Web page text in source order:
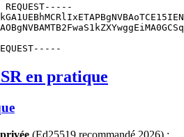
REQUEST-----
en pratique
(Ed25519 recommandé 2026) :